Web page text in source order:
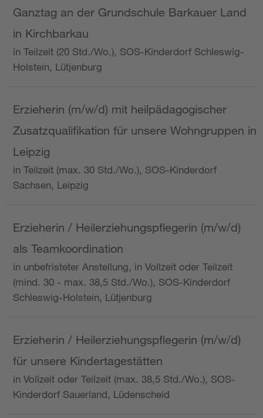
Ganztag an der Grundschule Barkauer Land
in Kirchbarkau
in Teilzeit (20 Std./Wo.), SOS-Kinderdorf Schleswig-
Holstein, Lütjenburg
Erzieherin (m/w/d) mit heilpädagogischer
Zusatzqualifikation für unsere Wohngruppen in
Leipzig
in Teilzeit (max. 30 Std./Wo.), SOS-Kinderdorf
Sachsen, Leipzig
Erzieherin / Heilerziehungspflegerin (m/w/d)
als Teamkoordination
in unbefristeter Anstellung, in Vollzeit oder Teilzeit
(mind. 30 - max. 38,5 Std./Wo.), SOS-Kinderdorf
Schleswig-Holstein, Lütjenburg
Erzieherin / Heilerziehungspflegerin (m/w/d)
für unsere Kindertagestätten
in Vollzeit oder Teilzeit (max. 38,5 Std./Wo.), SOS-
Kinderdorf Sauerland, Lüdenscheid